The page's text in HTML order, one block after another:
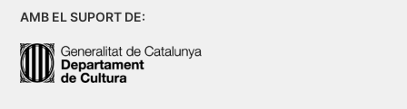
AMB EL SUPORT DE: